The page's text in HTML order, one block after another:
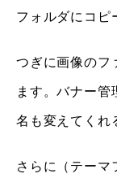
フォルダにコピ
つぎに画像のフ
ます。バナー管
名も変えてくれ
さらに（テーマ